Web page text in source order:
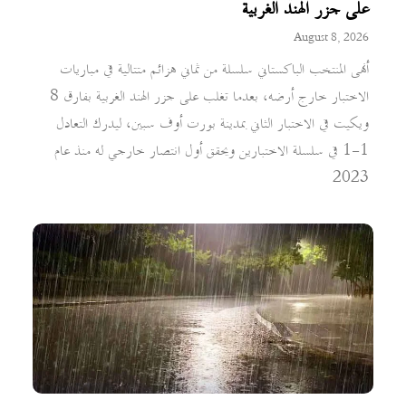
على جزر الهند الغربية
August 8, 2026
أنهى المنتخب الباكستاني سلسلة من ثماني هزائم متتالية في مباريات
الاختبار خارج أرضه، بعدما تغلب على جزر الهند الغربية بفارق 8
ويكيت في الاختبار الثاني بمدينة بورت أوف سبين، ليدرك التعادل
1-1 في سلسلة الاختبارين ويحقق أول انتصار خارجي له منذ عام
2023